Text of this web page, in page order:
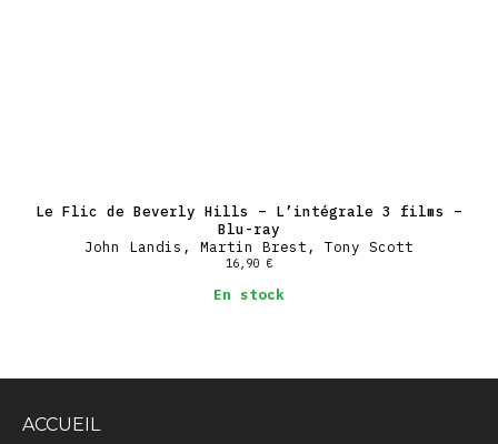
Le Flic de Beverly Hills – L’intégrale 3 films –
Blu-ray
John Landis, Martin Brest, Tony Scott
16,90 €
En stock
ACCUEIL